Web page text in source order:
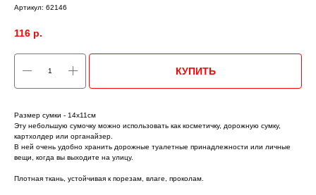
Артикул: 62146
116 р.
КУПИТЬ
Размер сумки - 14х11см
Эту небольшую сумочку можно использовать как косметичку, дорожную сумку,
картхолдер или органайзер.
В ней очень удобно хранить дорожные туалетные принадлежности или личные
вещи, когда вы выходите на улицу.
Плотная ткань, устойчивая к порезам, влаге, проколам.